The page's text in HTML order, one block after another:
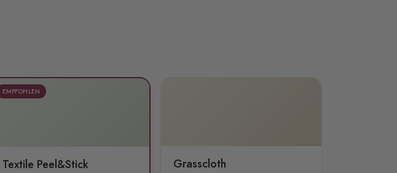
EMPFOHLEN
Textile Peel&Stick Grasscloth